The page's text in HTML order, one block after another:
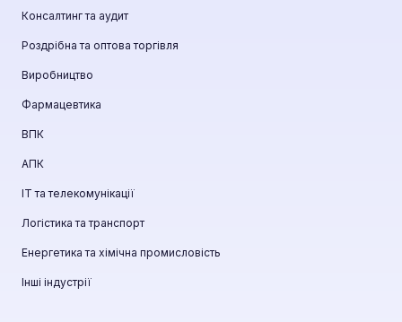
Консалтинг та аудит
Роздрібна та оптова торгівля
Виробництво
Фармацевтика
ВПК
АПК
ІТ та телекомунікації
Логістика та транспорт
Енергетика та хімічна промисловість
Інші індустрії